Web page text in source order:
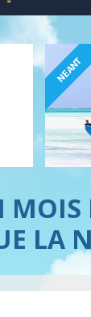
NEANT
MOIS
LA